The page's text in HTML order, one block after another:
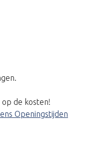
de kosten!
Openingstijden